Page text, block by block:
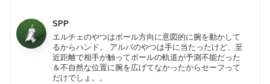
SPP
エルチェのやつはボール方向に意図的に腕を動かして
るからハンド。 アルバのやつは手に当たったけど、至
近距離で相手が触ってボールの軌道が予測不能だった
＆不自然な位置に腕を広げてなかったからセーフって
だけでしょ。。